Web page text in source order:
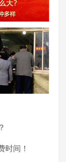
时间！